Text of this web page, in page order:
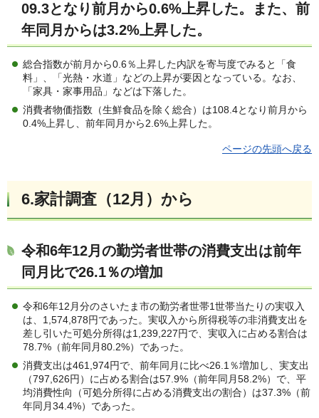
09.3となり前月から0.6%上昇した。また、前
年同月からは3.2%上昇した。
総合指数が前月から0.6％上昇した内訳を寄与度でみると「食
料」、「光熱・水道」などの上昇が要因となっている。なお、
「家具・家事用品」などは下落した。
消費者物価指数（生鮮食品を除く総合）は108.4となり前月から
0.4%上昇し、前年同月から2.6%上昇した。
ページの先頭へ戻る
6.家計調査（12月）から
令和6年12月の勤労者世帯の消費支出は前年
同月比で26.1％の増加
令和6年12月分のさいたま市の勤労者世帯1世帯当たりの実収入
は、1,574,878円であった。実収入から所得税等の非消費支出を
差し引いた可処分所得は1,239,227円で、実収入に占める割合は
78.7%（前年同月80.2%）であった。
消費支出は461,974円で、前年同月に比べ26.1％増加し、実支出
（797,626円）に占める割合は57.9%（前年同月58.2%）で、平
均消費性向（可処分所得に占める消費支出の割合）は37.3%（前
年同月34.4%）であった。